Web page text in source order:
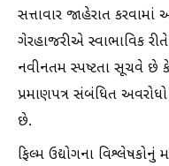
સત્તાવાર જાહેરાત
ગેરહાજરીએ સ્વાભાવિક
નવીનતમ સ્પષ્ટતા સૂચવે છે કે
પ્રમાણપત્ર સંબંધિત
છે.
ફિલ્મ ઉદ્યોગના